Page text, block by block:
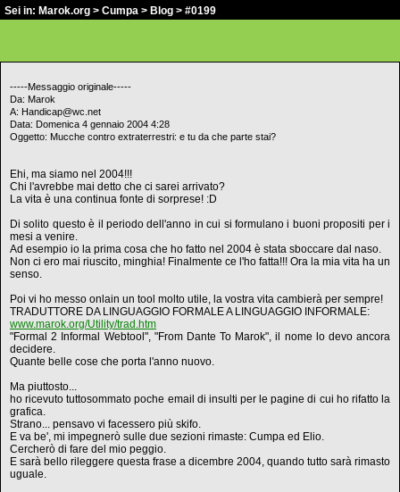
Sei in: Marok.org > Cumpa > Blog > #0199
-----Messaggio originale-----
Da: Marok
A: Handicap@wc.net
Data: Domenica 4 gennaio 2004 4:28
Oggetto: Mucche contro extraterrestri: e tu da che parte stai?
Ehi, ma siamo nel 2004!!!
Chi l'avrebbe mai detto che ci sarei arrivato?
La vita è una continua fonte di sorprese! :D
Di solito questo è il periodo dell'anno in cui si formulano i buoni propositi per i
mesi a venire.
Ad esempio io la prima cosa che ho fatto nel 2004 è stata sboccare dal naso.
Non ci ero mai riuscito, minghia! Finalmente ce l'ho fatta!!! Ora la mia vita ha un
senso.
Poi vi ho messo onlain un tool molto utile, la vostra vita cambierà per sempre!
TRADUTTORE DA LINGUAGGIO FORMALE A LINGUAGGIO INFORMALE:
www.marok.org/Utility/trad.htm
"Formal 2 Informal Webtool", "From Dante To Marok", il nome lo devo ancora
decidere.
Quante belle cose che porta l'anno nuovo.
Ma piuttosto...
ho ricevuto tuttosommato poche email di insulti per le pagine di cui ho rifatto la
grafica.
Strano... pensavo vi facessero più skifo.
E va be', mi impegnerò sulle due sezioni rimaste: Cumpa ed Elio.
Cercherò di fare del mio peggio.
E sarà bello rileggere questa frase a dicembre 2004, quando tutto sarà rimasto
uguale.